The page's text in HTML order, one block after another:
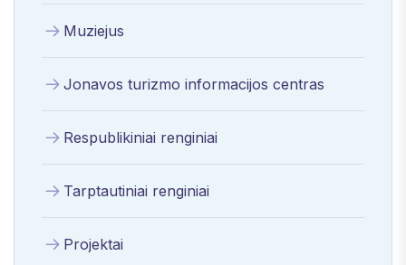
Muziejus
Jonavos turizmo informacijos centras
Respublikiniai renginiai
Tarptautiniai renginiai
Projektai